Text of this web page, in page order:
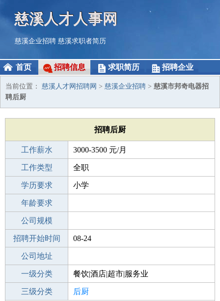
慈溪人才人事网
慈溪企业招聘 慈溪求职者简历
首页 招聘信息 求职简历 招聘企业
当前位置： 慈溪人才网招聘网 > 慈溪企业招聘 > 慈溪市邦奇电器招
聘后厨
招聘后厨
工作薪水 3000-3500 元/月
招聘人数 1人
工作类型 全职
性别要求 -
学历要求 小学
工作经验
年龄要求
工作地点
公司规模
公司电话
招聘开始时间 08-24
招聘结束时间
公司地址
一级分类 餐饮|酒店|超市|服务业
二级分类 餐饮
三级分类 后厨